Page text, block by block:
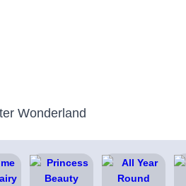
Wonderland